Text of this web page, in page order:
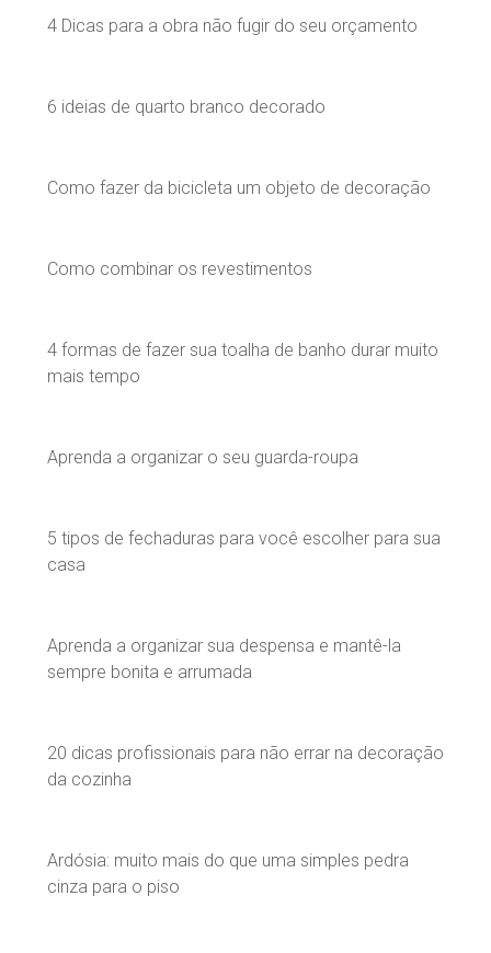
4 Dicas para a obra não fugir do seu orçamento
6 ideias de quarto branco decorado
Como fazer da bicicleta um objeto de decoração
Como combinar os revestimentos
4 formas de fazer sua toalha de banho durar muito
mais tempo
Aprenda a organizar o seu guarda-roupa
5 tipos de fechaduras para você escolher para sua
casa
Aprenda a organizar sua despensa e mantê-la
sempre bonita e arrumada
20 dicas profissionais para não errar na decoração
da cozinha
Ardósia: muito mais do que uma simples pedra
cinza para o piso